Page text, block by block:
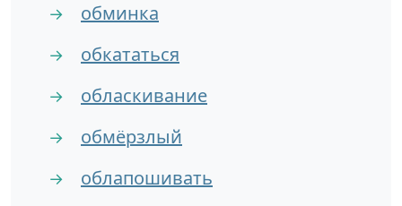
→ обминка
→ обкататься
→ обласкивание
→ обмёрзлый
→ облапошивать